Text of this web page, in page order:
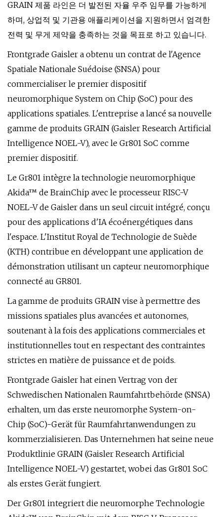
GRAIN 제품 라인은 더 발전된 자율 우주 임무를 가능하게
하며, 상업적 및 기관용 애플리케이션을 지원하면서 엄격한
전력 및 무게 제약을 충족하는 것을 목표로 하고 있습니다.
Frontgrade Gaisler a obtenu un contrat de l'Agence
Spatiale Nationale Suédoise (SNSA) pour
commercialiser le premier dispositif
neuromorphique System on Chip (SoC) pour des
applications spatiales. L'entreprise a lancé sa nouvelle
gamme de produits GRAIN (Gaisler Research Artificial
Intelligence NOEL-V), avec le Gr801 SoC comme
premier dispositif.
Le Gr801 intègre la technologie neuromorphique
Akida™ de BrainChip avec le processeur RISC-V
NOEL-V de Gaisler dans un seul circuit intégré, conçu
pour des applications d'IA écoénergétiques dans
l'espace. L'Institut Royal de Technologie de Suède
(KTH) contribue en développant une application de
démonstration utilisant un capteur neuromorphique
connecté au GR801.
La gamme de produits GRAIN vise à permettre des
missions spatiales plus avancées et autonomes,
soutenant à la fois des applications commerciales et
institutionnelles tout en respectant des contraintes
strictes en matière de puissance et de poids.
Frontgrade Gaisler hat einen Vertrag von der
Schwedischen Nationalen Raumfahrtbehörde (SNSA)
erhalten, um das erste neuromorphe System-on-
Chip (SoC)-Gerät für Raumfahrtanwendungen zu
kommerzialisieren. Das Unternehmen hat seine neue
Produktlinie GRAIN (Gaisler Research Artificial
Intelligence NOEL-V) gestartet, wobei das Gr801 SoC
als erstes Gerät fungiert.
Der Gr801 integriert die neuromorphe Technologie